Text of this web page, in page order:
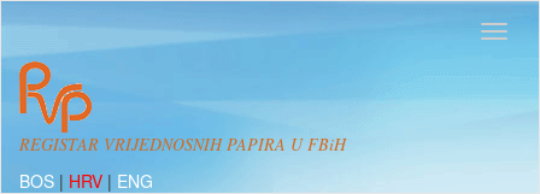
REGISTAR VRIJEDNOSNIH PAPIRA U FBiH
BOS | HRV | ENG